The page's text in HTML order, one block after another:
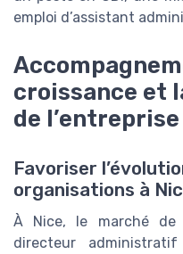
emploi d’assistant
croissance et
de l’entreprise
Favoriser
organisations à
À Nice, le marché de
directeur